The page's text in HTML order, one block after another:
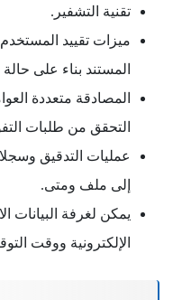
تقنية التشفير.
ميزات تقييد
المستند بناء على
المصادقة متعددة
التحقق من طلبات
عمليات التدقيق
إلى ملف ومتى.
يمكن لغرفة البيانات
الإلكترونية ووقت